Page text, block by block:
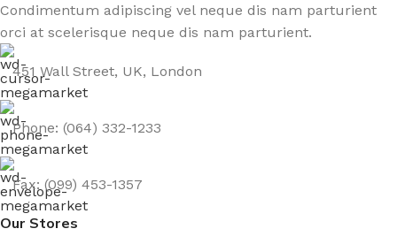
Condimentum adipiscing vel neque dis nam parturient
orci at scelerisque neque dis nam parturient.
451 Wall Street, UK, London
Phone: (064) 332-1233
Fax: (099) 453-1357
Our Stores